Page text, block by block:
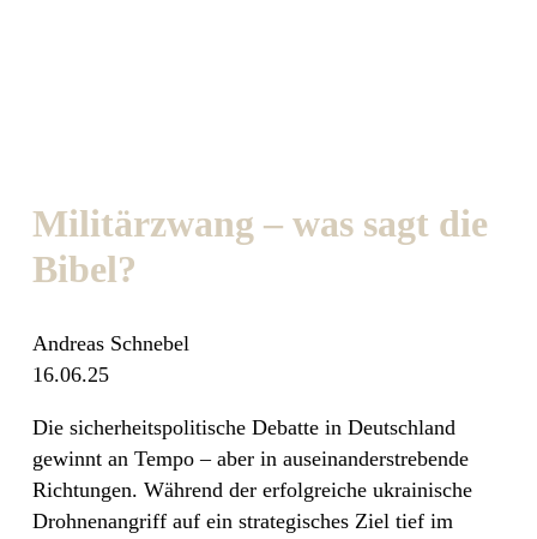
Militärzwang – was sagt die
Bibel?
Andreas Schnebel
16.06.25
Die sicherheitspolitische Debatte in Deutschland
gewinnt an Tempo – aber in auseinanderstrebende
Richtungen. Während der erfolgreiche ukrainische
Drohnenangriff auf ein strategisches Ziel tief im